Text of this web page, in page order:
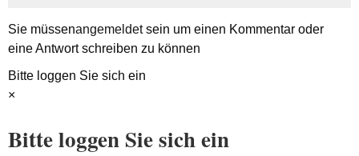
Sie müssenangemeldetsein um einen Kommentar oder
eine Antwort schreiben zu können
Bitte loggen Sie sich ein
×
Bitte loggen Sie sich ein